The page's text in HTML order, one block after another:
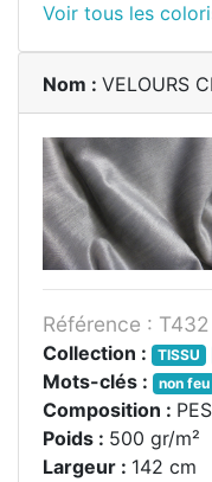
Voir tous les
Nom : VELOURS
Référence : T432
Collection : TISSU
Mots-clés : non feu
Composition :
Poids : 500 gr/m²
Largeur : 142 cm